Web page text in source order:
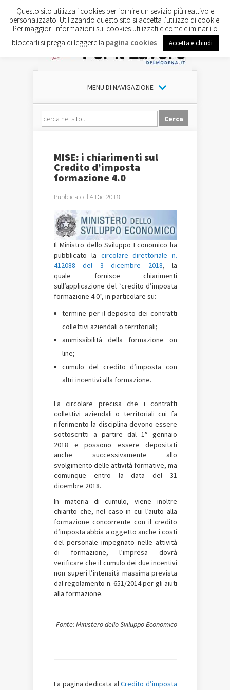
MENU DI NAVIGAZIONE
MISE: i chiarimenti sul
Credito d’imposta
formazione 4.0
Pubblicato il 4 Dic 2018
Il Ministro dello Sviluppo Economico ha
pubblicato la circolare direttoriale n.
412088 del 3 dicembre 2018, la
quale fornisce chiarimenti
sull’applicazione del “credito d’imposta
formazione 4.0”, in particolare su:
termine per il deposito dei contratti
collettivi aziendali o territoriali;
ammissibilità della formazione on
line;
cumulo del credito d’imposta con
altri incentivi alla formazione.
La circolare precisa che i contratti
collettivi aziendali o territoriali cui fa
riferimento la disciplina devono essere
sottoscritti a partire dal 1° gennaio
2018 e possono essere depositati
anche successivamente allo
svolgimento delle attività formative, ma
comunque entro la data del 31
dicembre 2018.
In materia di cumulo, viene inoltre
chiarito che, nel caso in cui l’aiuto alla
formazione concorrente con il credito
d’imposta abbia a oggetto anche i costi
del personale impegnato nelle attività
di formazione, l’impresa dovrà
verificare che il cumulo dei due incentivi
non superi l’intensità massima prevista
dal regolamento n. 651/2014 per gli aiuti
alla formazione.
Fonte: Ministero dello Sviluppo Economico
La pagina dedicata alCredito d’imposta
Questo sito utilizza i cookies per fornire un sevizio più reattivo e
personalizzato. Utilizzando questo sito si accetta l'utilizzo di cookie.
Per maggiori informazioni sui cookies utilizzati e come eliminarli o
bloccarli si prega di leggere la pagina cookies Accetta e chiudi